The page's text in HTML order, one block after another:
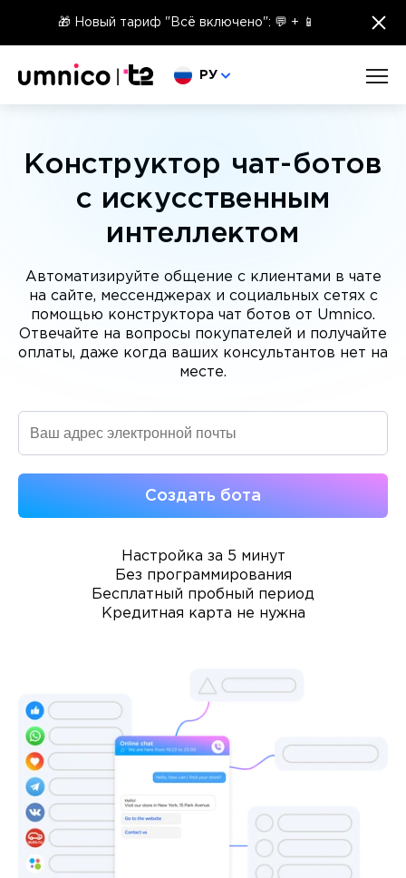
🎁 Новый тариф "Всё включено": 💬 + 📱 ×
Выберите язык
РУ
Конструктор чат-ботов
с искусственным
интеллектом
Автоматизируйте общение с клиентами в чате
на сайте, мессенджерах и социальных сетях с
помощью конструктора чат ботов от Umnico.
Отвечайте на вопросы покупателей и получайте
оплаты, даже когда ваших консультантов нет на
месте.
Создать бота
Настройка за 5 минут
Без программирования
Бесплатный пробный период
Кредитная карта не нужна